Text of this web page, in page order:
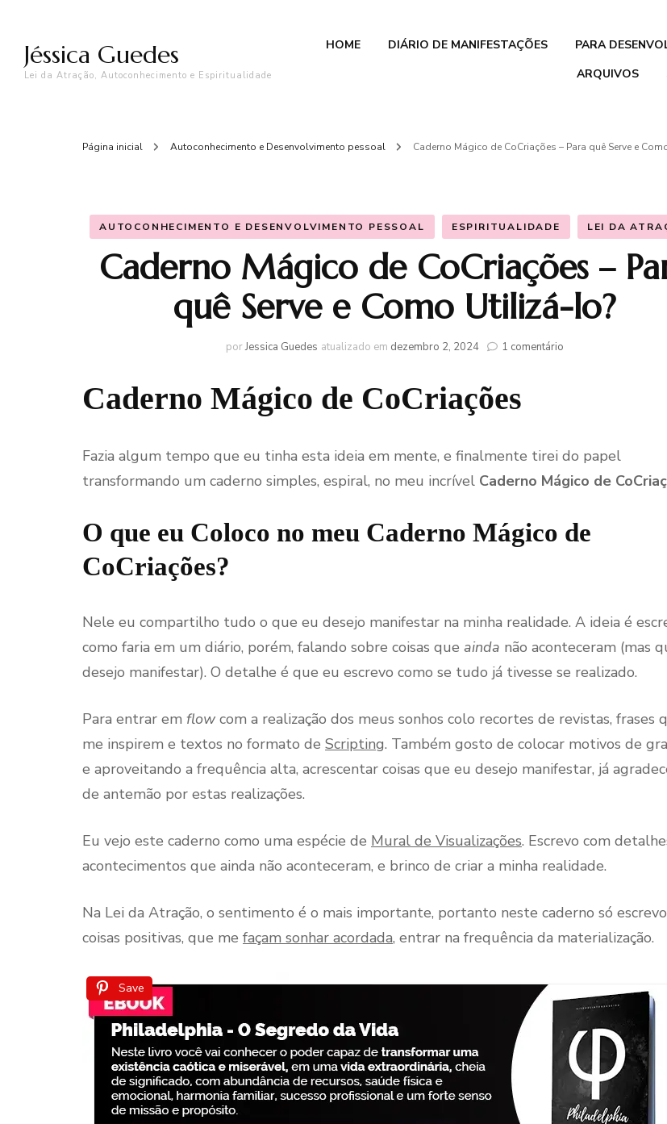
Jéssica Guedes
Lei da Atração, Autoconhecimento e Espiritualidade
HOME DIÁRIO DE MANIFESTAÇÕES PARA
‘Vida em
Livro O
Consciência
ARQUIVOS
Página inicial Autoconhecimento e Desenvolvimento pessoal Caderno Mágico de CoCriações – Para quê Serve e
AUTOCONHECIMENTO E DESENVOLVIMENTO PESSOAL ESPIRITUALIDADE LEI DA
Caderno Mágico de CoCriações –
quê Serve e Como Utilizá-lo?
porJessica Guedes atualizado em dezembro 2, 2024 1 comentário
quê
Serve
e
Utilizá-
lo?
Caderno Mágico de CoCriações
Fazia algum tempo que eu tinha esta ideia em mente, e finalmente tirei do papel
transformando um caderno simples, espiral, no meu incrível Caderno Mágico de
O que eu Coloco no meu Caderno Mágico de
CoCriações?
Nele eu compartilho tudo o que eu desejo manifestar na minha realidade. A ideia é
como faria em um diário, porém, falando sobre coisas que ainda não aconteceram (mas
desejo manifestar). O detalhe é que eu escrevo como se tudo já tivesse se realizado.
Para entrar em flow com a realização dos meus sonhos colo recortes de revistas, frases
me inspirem e textos no formato de Scripting. Também gosto de colocar motivos de
e aproveitando a frequência alta, acrescentar coisas que eu desejo manifestar, já
de antemão por estas realizações.
Eu vejo este caderno como uma espécie de Mural de Visualizações. Escrevo com
acontecimentos que ainda não aconteceram, e brinco de criar a minha realidade.
Na Lei da Atração, o sentimento é o mais importante, portanto neste caderno só escrevo
coisas positivas, que me façam sonhar acordada, entrar na frequência da materialização.
Save